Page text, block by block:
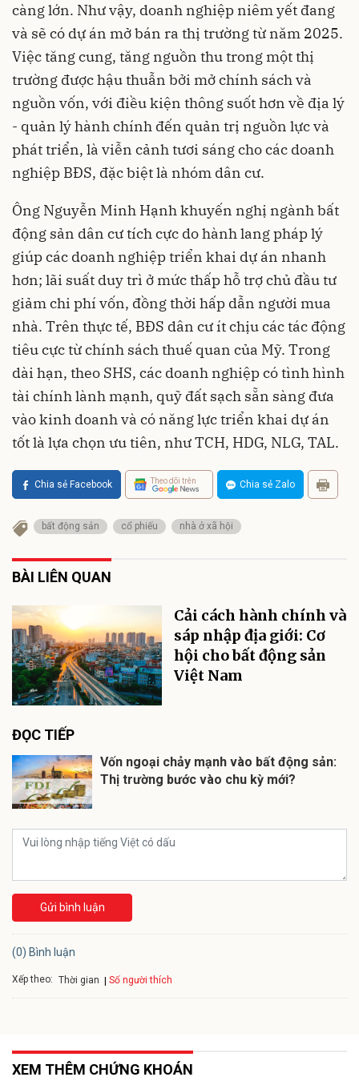
càng lớn. Như vậy, doanh nghiệp niêm yết đang
và sẽ có dự án mở bán ra thị trường từ năm 2025.
Việc tăng cung, tăng nguồn thu trong một thị
trường được hậu thuẫn bởi mở chính sách và
nguồn vốn, với điều kiện thông suốt hơn về địa lý
- quản lý hành chính đến quản trị nguồn lực và
phát triển, là viễn cảnh tươi sáng cho các doanh
nghiệp BĐS, đặc biệt là nhóm dân cư.
Ông Nguyễn Minh Hạnh khuyến nghị ngành bất
động sản dân cư tích cực do hành lang pháp lý
giúp các doanh nghiệp triển khai dự án nhanh
hơn; lãi suất duy trì ở mức thấp hỗ trợ chủ đầu tư
giảm chi phí vốn, đồng thời hấp dẫn người mua
nhà. Trên thực tế, BĐS dân cư ít chịu các tác động
tiêu cực từ chính sách thuế quan của Mỹ. Trong
dài hạn, theo SHS, các doanh nghiệp có tình hình
tài chính lành mạnh, quỹ đất sạch sẵn sàng đưa
vào kinh doanh và có năng lực triển khai dự án
tốt là lựa chọn ưu tiên, như TCH, HDG, NLG, TAL.
Chia sẻ Facebook Theo dõi trên Chia sẻ Zalo
bất động sản cổ phiếu nhà ở xã hội
BÀI LIÊN QUAN
Cải cách hành chính và
sáp nhập địa giới: Cơ
hội cho bất động sản
Việt Nam
ĐỌC TIẾP
Vốn ngoại chảy mạnh vào bất động sản:
Thị trường bước vào chu kỳ mới?
Gửi bình luận
(0) Bình luận
Xếp theo: Thời gian Số người thích
XEM THÊM CHỨNG KHOÁN